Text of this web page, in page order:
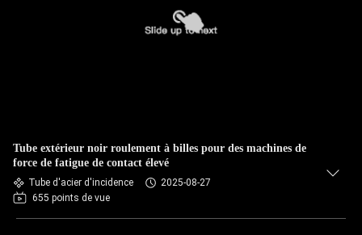
Tube extérieur noir roulement à billes pour des machines de
force de fatigue de contact élevé
Tube d'acier d'incidence
2025-08-27
655 points de vue